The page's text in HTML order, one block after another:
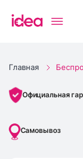
Главная
Официальная
Самовывоз